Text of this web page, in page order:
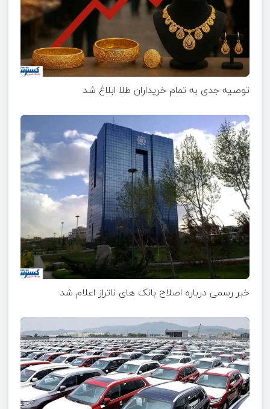
توصیه جدی به تمام خریداران طلا ابلاغ شد
خبر رسمی درباره اصلاح بانک های ناتراز اعلام شد